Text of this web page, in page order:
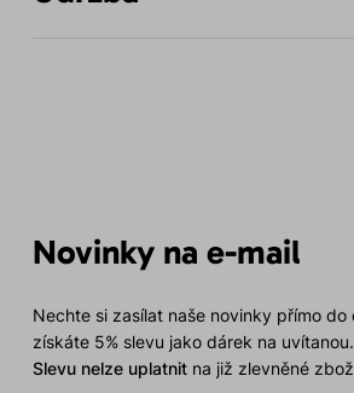
Novinky na e-mail
Nechte si zasílat naše novinky přímo do
získáte 5% slevu jako dárek na uvítanou.
Slevu nelze uplatnitna již zlevněné